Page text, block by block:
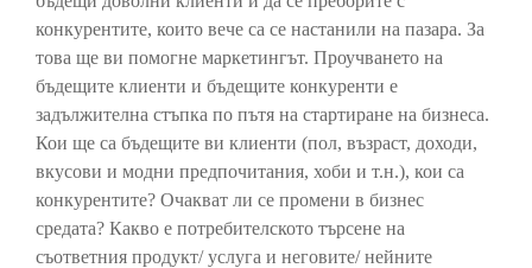
конкурентите, които вече са се настанили на пазара. За
това ще ви помогне маркетингът. Проучването на
бъдещите клиенти и бъдещите конкуренти е
задължителна стъпка по пътя на стартиране на бизнеса.
Кои ще са бъдещите ви клиенти (пол, възраст, доходи,
вкусови и модни предпочитания, хоби и т.н.), кои са
конкурентите? Очакват ли се промени в бизнес
средата? Какво е потребителското търсене на
съответния продукт/ услуга и неговите/ нейните